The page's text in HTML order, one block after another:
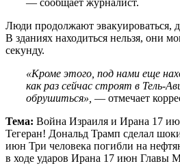
Люди продолжают эвакуироваться,
В зданиях находиться нельзя, они
секунду.
«Кроме этого, под нами еще
как раз сейчас строят в Тель-
обрушиться», — отмечает
Тема: Война Израиля и Ирана 17
Тегеран! Дональд Трамп сделал
июн Три человека погибли на
в ходе ударов Ирана 17 июн Главы